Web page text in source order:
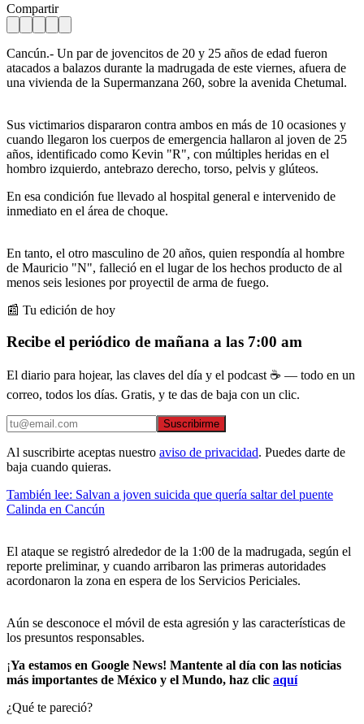
Compartir
Cancún.- Un par de jovencitos de 20 y 25 años de edad fueron
atacados a balazos durante la madrugada de este viernes, afuera de
una vivienda de la Supermanzana 260, sobre la avenida Chetumal.
Sus victimarios dispararon contra ambos en más de 10 ocasiones y
cuando llegaron los cuerpos de emergencia hallaron al joven de 25
años, identificado como Kevin "R", con múltiples heridas en el
hombro izquierdo, antebrazo derecho, torso, pelvis y glúteos.
En esa condición fue llevado al hospital general e intervenido de
inmediato en el área de choque.
En tanto, el otro masculino de 20 años, quien respondía al hombre
de Mauricio "N", falleció en el lugar de los hechos producto de al
menos seis lesiones por proyectil de arma de fuego.
📰 Tu edición de hoy
Recibe el periódico de mañana a las 7:00 am
El diario para hojear, las claves del día y el podcast ☕ — todo en un
correo, todos los días. Gratis, y te das de baja con un clic.
Suscribirme
Al suscribirte aceptas nuestro aviso de privacidad. Puedes darte de
baja cuando quieras.
También lee: Salvan a joven suicida que quería saltar del puente
Calinda en Cancún
El ataque se registró alrededor de la 1:00 de la madrugada, según el
reporte preliminar, y cuando arribaron las primeras autoridades
acordonaron la zona en espera de los Servicios Periciales.
Aún se desconoce el móvil de esta agresión y las características de
los presuntos responsables.
¡Ya estamos en Google News! Mantente al día con las noticias
más importantes de México y el Mundo, haz clic aquí
¿Qué te pareció?